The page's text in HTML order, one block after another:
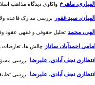
الهیاری، ماهرخ واکاوی دیدگاه مذاهب
الهیان، سید غفور بررسی مدارک قاعده ولایت
الهی، محمد تحلیل حقوقی و فقهی عقود وقف و
امامی احمدآباد، ساناز چالش ها، تعارضات
انتظاری نجف آبادی، علیرضا بررسی
انتظاری نجف آبادی، علیرضا بررسی